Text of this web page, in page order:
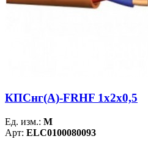
КПСнг(А)-FRHF 1х2х0,5
Ед. изм.: М
Арт: ELC0100080093